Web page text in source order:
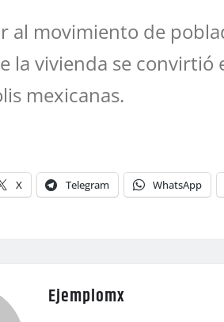
al movimiento de
la vivienda se convirtió
mexicanas.
X Telegram WhatsApp
Ejemplomx